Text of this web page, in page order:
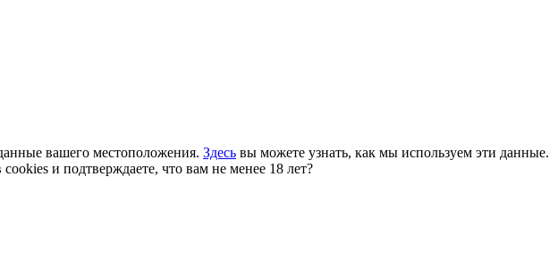
вашего местоположения. Здесь вы можете узнать, как мы используем эти данные.
и подтверждаете, что вам не менее 18 лет?